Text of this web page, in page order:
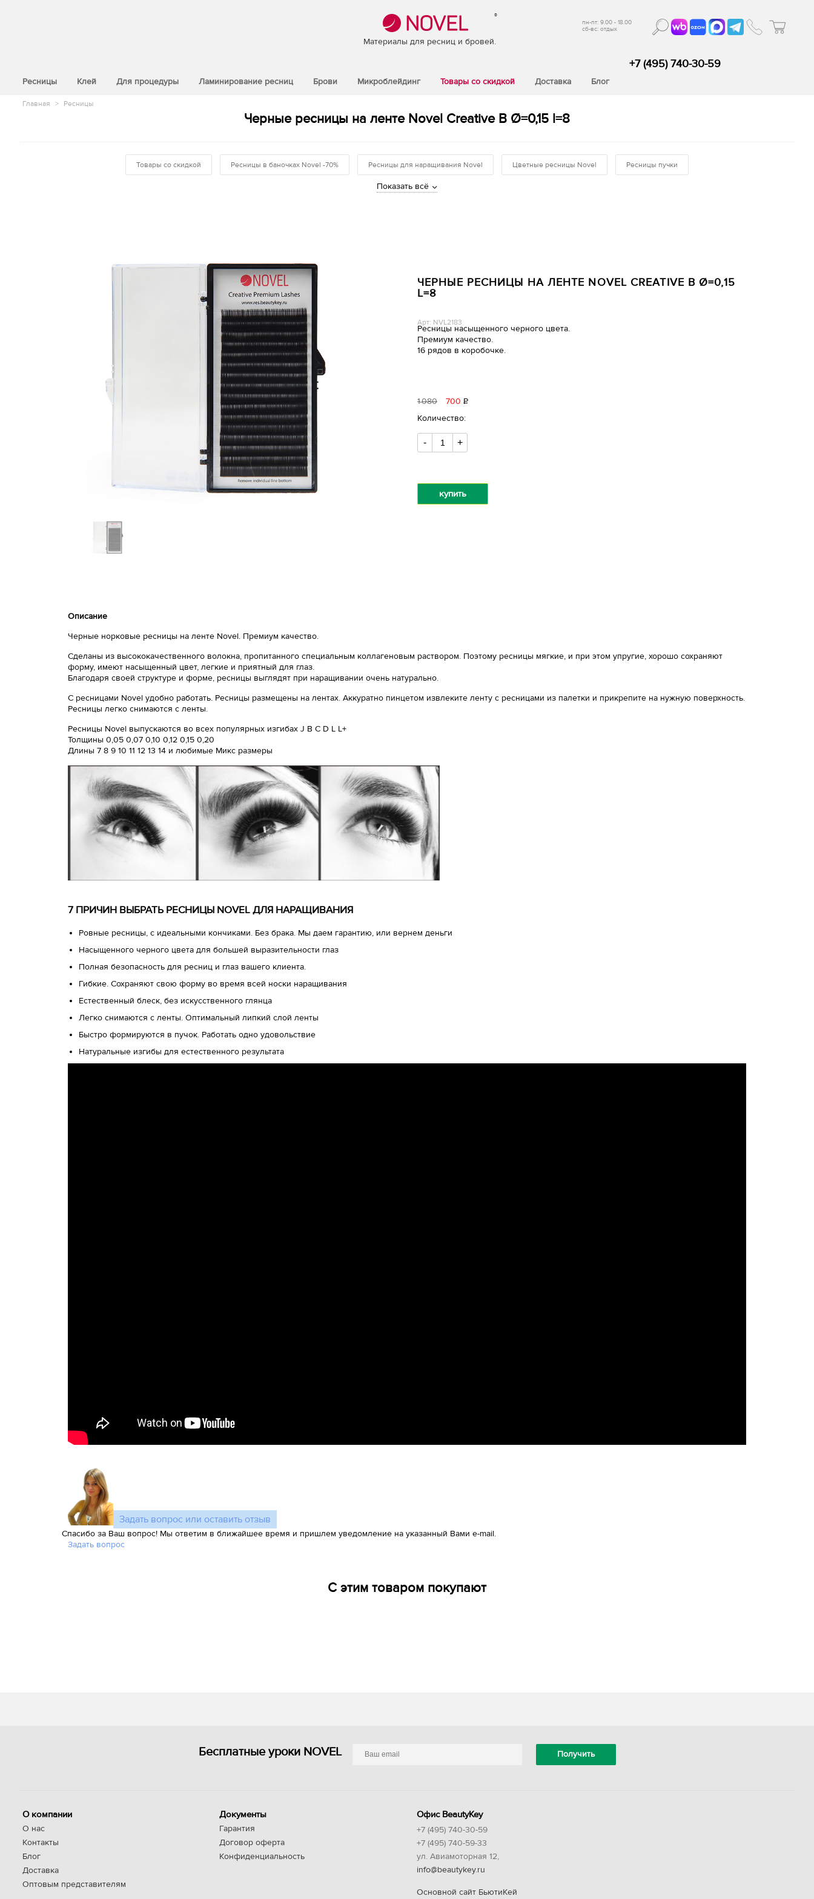
®
Материалы для ресниц и бровей.
пн-пт: 9.00 - 18.00
сб-вс: отдых
Ресницы Клей Для процедуры Ламинирование ресниц Брови Микроблейдинг Товары со скидкой Доставка Блог
+7 (495) 740-30-59
Главная > Ресницы
Черные ресницы на ленте Novel Creative B Ø=0,15 l=8
Товары со скидкой Ресницы в баночках Novel -70% Ресницы для наращивания Novel Цветные ресницы Novel Ресницы пучки
Показать всё
ЧЕРНЫЕ РЕСНИЦЫ НА ЛЕНТЕ NOVEL CREATIVE B Ø=0,15
L=8
Арт: NVL2183
Ресницы насыщенного черного цвета.
Премиум качество.
16 рядов в коробочке.
1080 700 Р
Количество:
- +
купить
Описание
Черные норковые ресницы на ленте Novel. Премиум качество.
Сделаны из высококачественного волокна, пропитанного специальным коллагеновым раствором. Поэтому ресницы мягкие, и при этом упругие, хорошо сохраняют
форму, имеют насыщенный цвет, легкие и приятный для глаз.
Благодаря своей структуре и форме, ресницы выглядят при наращивании очень натурально.
С ресницами Novel удобно работать. Ресницы размещены на лентах. Аккуратно пинцетом извлеките ленту с ресницами из палетки и прикрепите на нужную поверхность.
Ресницы легко снимаются с ленты.
Ресницы Novel выпускаются во всех популярных изгибах J B C D L L+
Толщины 0,05 0,07 0,10 0,12 0,15 0,20
Длины 7 8 9 10 11 12 13 14 и любимые Микс размеры
7 ПРИЧИН ВЫБРАТЬ РЕСНИЦЫ NOVEL ДЛЯ НАРАЩИВАНИЯ
Ровные ресницы, с идеальными кончиками. Без брака. Мы даем гарантию, или вернем деньги
Насыщенного черного цвета для большей выразительности глаз
Полная безопасность для ресниц и глаз вашего клиента.
Гибкие. Сохраняют свою форму во время всей носки наращивания
Естественный блеск, без искусственного глянца
Легко снимаются с ленты. Оптимальный липкий слой ленты
Быстро формируются в пучок. Работать одно удовольствие
Натуральные изгибы для естественного результата
Задать вопрос или оставить отзыв
Спасибо за Ваш вопрос! Мы ответим в ближайшее время и пришлем уведомление на указанный Вами e-mail.
Задать вопрос
С этим товаром покупают
Бесплатные уроки NOVEL
О компании
О нас
Контакты
Блог
Доставка
Оптовым представителям
Документы
Гарантия
Договор оферта
Конфиденциальность
Офис BeautyKey
+7 (495) 740-30-59
+7 (495) 740-59-33
ул. Авиамоторная 12,
info@beautykey.ru
Основной сайт БьютиКей